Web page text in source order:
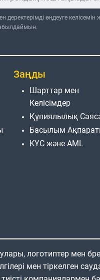
деректерімді өңдеуге
Заңды
Шарттар мен
Келісімдер
Құпиялылық
Басылым
KYC және AML
логотиптер мен
мен тіркелген